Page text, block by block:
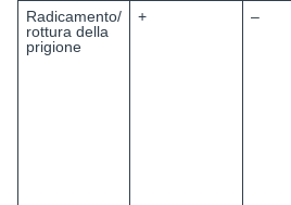
Radicamento/
rottura della
prigione
+ –